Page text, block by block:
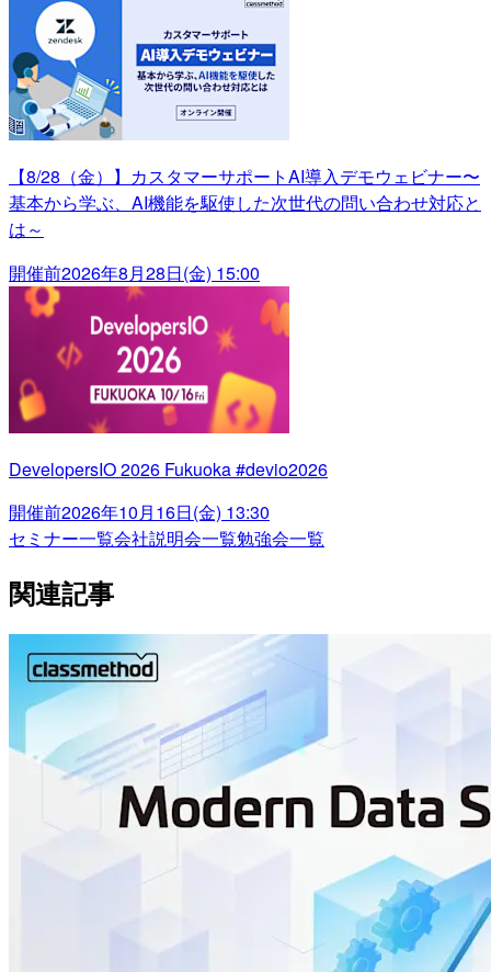
【8/28（金）】カスタマーサポートAI導入デモウェビナー〜
基本から学ぶ、AI機能を駆使した次世代の問い合わせ対応と
は～
開催前2026年8月28日(金) 15:00
DevelopersIO 2026 Fukuoka #devio2026
開催前2026年10月16日(金) 13:30
セミナー一覧会社説明会一覧勉強会一覧
関連記事